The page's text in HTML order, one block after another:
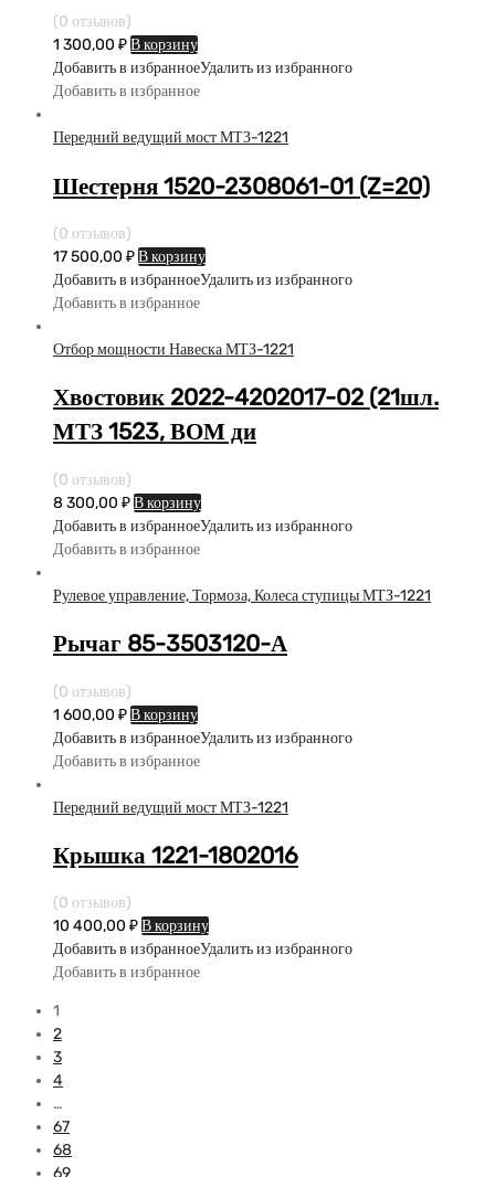
(0 отзывов)
1 300,00 ₽В корзину
Добавить в избранноеУдалить из избранного
Добавить в избранное
Передний ведущий мост МТЗ-1221
Шестерня 1520-2308061-01 (Z=20)
(0 отзывов)
17 500,00 ₽В корзину
Добавить в избранноеУдалить из избранного
Добавить в избранное
Отбор мощности Навеска МТЗ-1221
Хвостовик 2022-4202017-02 (21шл.
МТЗ 1523, ВОМ ди
(0 отзывов)
8 300,00 ₽В корзину
Добавить в избранноеУдалить из избранного
Добавить в избранное
Рулевое управление, Тормоза, Колеса ступицы МТЗ-1221
Рычаг 85-3503120-А
(0 отзывов)
1 600,00 ₽В корзину
Добавить в избранноеУдалить из избранного
Добавить в избранное
Передний ведущий мост МТЗ-1221
Крышка 1221-1802016
(0 отзывов)
10 400,00 ₽В корзину
Добавить в избранноеУдалить из избранного
Добавить в избранное
1
2
3
4
…
67
68